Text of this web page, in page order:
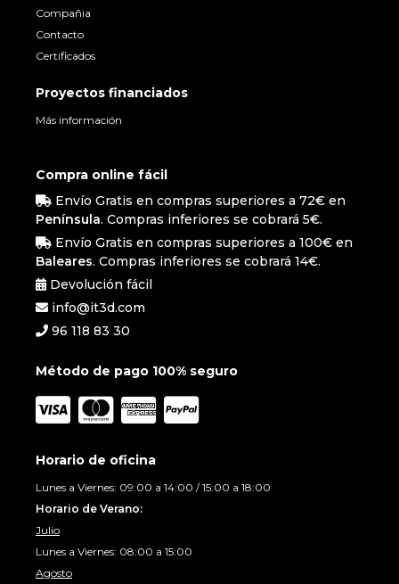
Compañia
Contacto
Certificados
Proyectos financiados
Más información
Compra online fácil
Envío Gratis en compras superiores a 72€ en
Península. Compras inferiores se cobrará 5€.
Envío Gratis en compras superiores a 100€ en
Baleares. Compras inferiores se cobrará 14€.
Devolución fácil
info@it3d.com
96 118 83 30
Método de pago 100% seguro
Horario de oficina
Lunes a Viernes: 09:00 a 14:00 / 15:00 a 18:00
Horario de Verano:
Julio
Lunes a Viernes: 08:00 a 15:00
Agosto